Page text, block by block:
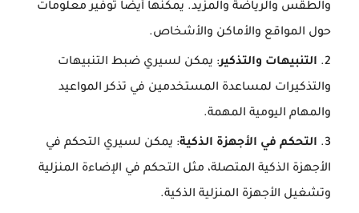
والطقس والرياضة والمزيد. يمكنها أيضًا توفير معلومات
حول المواقع والأماكن والأشخاص.
التنبيهات والتذكير: يمكن لسيري ضبط التنبيهات
والتذكيرات لمساعدة المستخدمين في تذكر المواعيد
والمهام اليومية المهمة.
التحكم في الأجهزة الذكية: يمكن لسيري التحكم في
الأجهزة الذكية المتصلة، مثل التحكم في الإضاءة المنزلية
وتشغيل الأجهزة المنزلية الذكية.